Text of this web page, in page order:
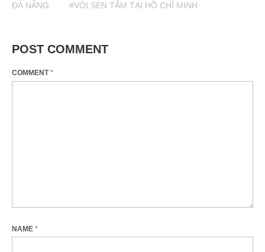
ĐÀ NẴNG
#VÒI SEN TẮM TẠI HỒ CHÍ MINH
POST COMMENT
COMMENT*
NAME *